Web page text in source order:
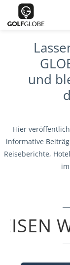
und
Hier
informative
Reiseberichte,